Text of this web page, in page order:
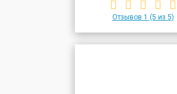
Отзывов 1 (5 из 5)